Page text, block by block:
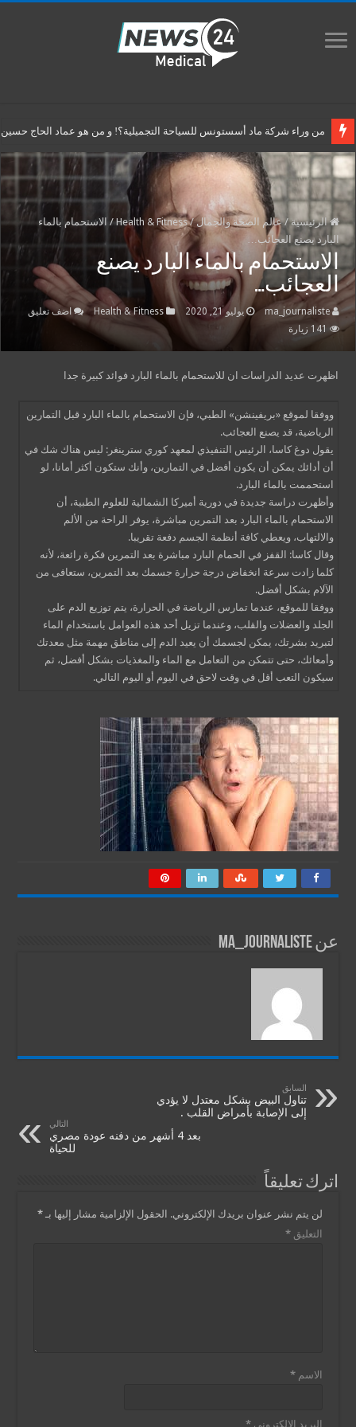
من وراء شركة ماد أسستونس للسياحة التجميلية؟! و من هو عماد الحاج حسين
الرئيسية / عالم الصحة والجمال /
Health & Fitness
/ الاستحمام بالماء
البارد يصنع العجائب…
الاستحمام بالماء البارد يصنع
العجائب…
ma_journaliste يوليو 21, 2020 Health & Fitness
اضف تعليق
141 زيارة
اظهرت عديد الدراسات ان للاستحمام بالماء البارد فوائد كبيرة جدا
ووفقا لموقع «بريفينشن» الطبي، فإن الاستحمام بالماء البارد قبل التمارين
الرياضية، قد يصنع العجائب.
يقول دوغ كاسا، الرئيس التنفيذي لمعهد كوري سترينغر: ليس هناك شك في
أن أدائك يمكن أن يكون أفضل في التمارين، وأنك ستكون أكثر أمانا، لو
استحممت بالماء البارد.
وأظهرت دراسة جديدة في دورية أميركا الشمالية للعلوم الطبية، أن
الاستحمام بالماء البارد بعد التمرين مباشرة، يوفر الراحة من الألم
والالتهاب، ويعطي كافة أنظمة الجسم دفعة تقريبا.
وقال كاسا: القفز في الحمام البارد مباشرة بعد التمرين فكرة رائعة، لأنه
كلما زادت سرعة انخفاض درجة حرارة جسمك بعد التمرين، ستعافى من
الآلام بشكل أفضل.
ووفقا للموقع، عندما تمارس الرياضة في الحرارة، يتم توزيع الدم على
الجلد والعضلات والقلب، وعندما تزيل أحد هذه العوامل باستخدام الماء
لتبريد بشرتك، يمكن لجسمك أن يعيد الدم إلى مناطق مهمة مثل معدتك
وأمعائك، حتى تتمكن من التعامل مع الماء والمغذيات بشكل أفضل، ثم
سيكون التعب أقل في وقت لاحق في اليوم أو اليوم التالي.
عن ma_journaliste
السابق
تناول البيض بشكل معتدل لا يؤدي
إلى الإصابة بأمراض القلب .
التالي
بعد 4 أشهر من دفنه عودة مصري
للحياة
اترك تعليقاً
لن يتم نشر عنوان بريدك الإلكتروني. الحقول الإلزامية مشار إليها بـ*
التعليق*
الاسم*
البريد الإلكتروني*